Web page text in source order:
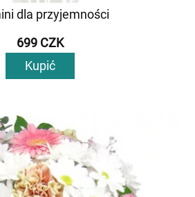
dla przyjemności
699 CZK
Kupić